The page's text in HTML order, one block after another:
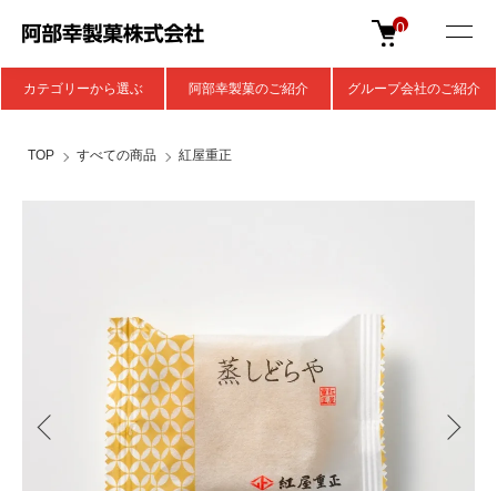
0
カテゴリーから選ぶ 阿部幸製菓のご紹介 グループ会社のご紹介
TOP すべての商品 紅屋重正